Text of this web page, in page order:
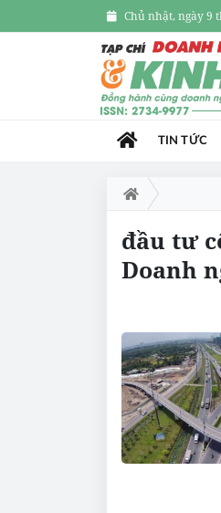
Chủ nhật, ngày 9
TIN TỨC
đầu tư
Doanh